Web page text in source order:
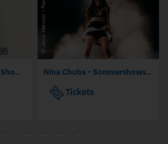
Mark Forster - Sommer Shows 2026 Nina Chuba - Sommershows 2026
Tickets